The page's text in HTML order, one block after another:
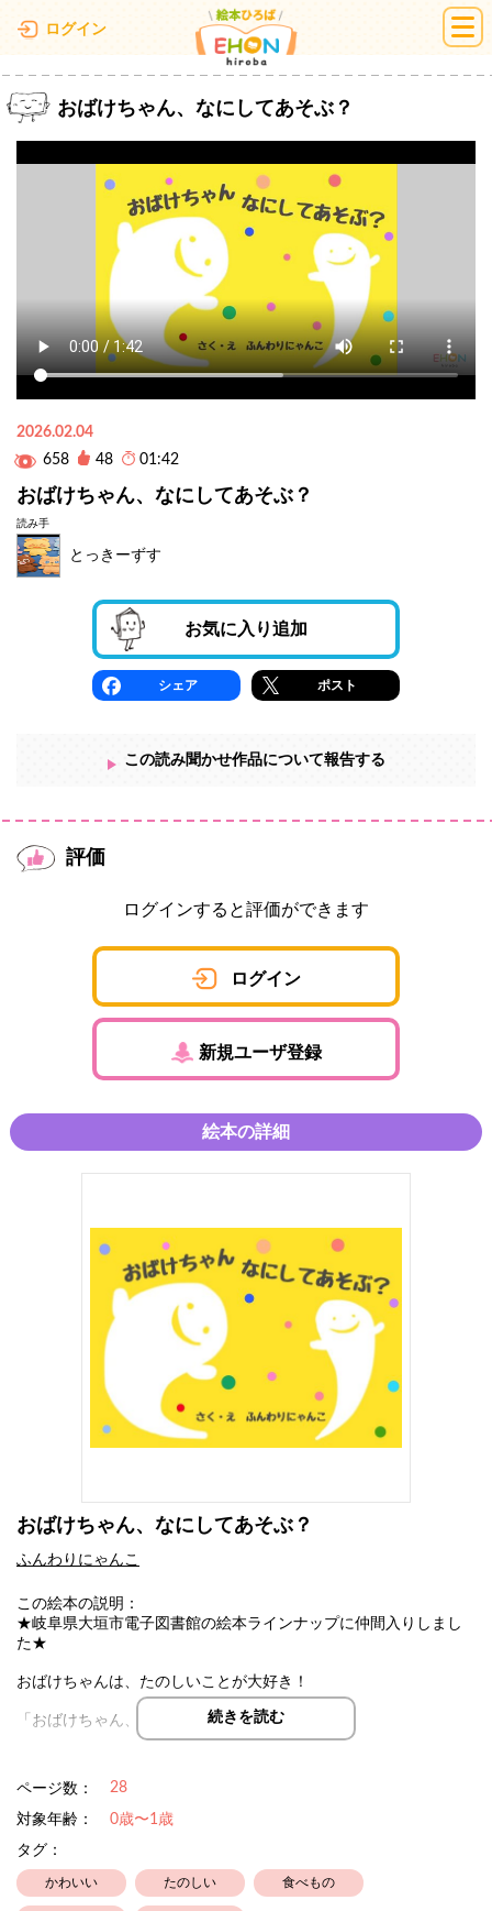
ログイン 絵本ひろば
おばけちゃん、なにしてあそぶ？
2026.02.04
658
48 01:42
おばけちゃん、なにしてあそぶ？
読み手
とっきーずす
お気に入り追加
シェア ポスト
この読み聞かせ作品について報告する
評価
ログインすると評価ができます
ログイン
新規ユーザ登録
絵本の詳細
おばけちゃん、なにしてあそぶ？
ふんわりにゃんこ
この絵本の説明：
★岐阜県大垣市電子図書館の絵本ラインナップに仲間入りしまし
た★
おばけちゃんは、たのしいことが大好き！
「おばけちゃん、なにしてあそぶ？」
春はお花見、夏はかき氷……今日はなにしてあそぶのかな？
小さなお子さまが、おばけちゃんと遊んで、わくわくするお話で
続きを読む
ページ数： 28
対象年齢：
0歳〜1歳
タグ：
かわいい たのしい 食べもの